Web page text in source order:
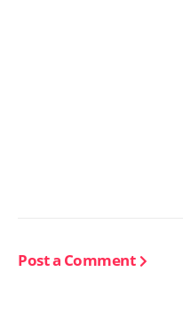
Post a Comment